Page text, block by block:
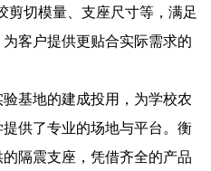
剪切模量、支座尺寸等，满足
客户提供更贴合实际需求的
基地的建成投用，为学校农
供了专业的场地与平台。衡
隔震支座，凭借齐全的产品